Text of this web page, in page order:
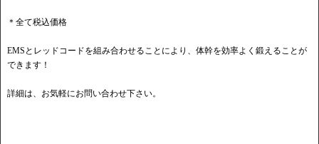
＊全て税込価格
EMSとレッドコードを組み合わせることにより、体幹を効率よく鍛えることが
できます！
詳細は、お気軽にお問い合わせ下さい。